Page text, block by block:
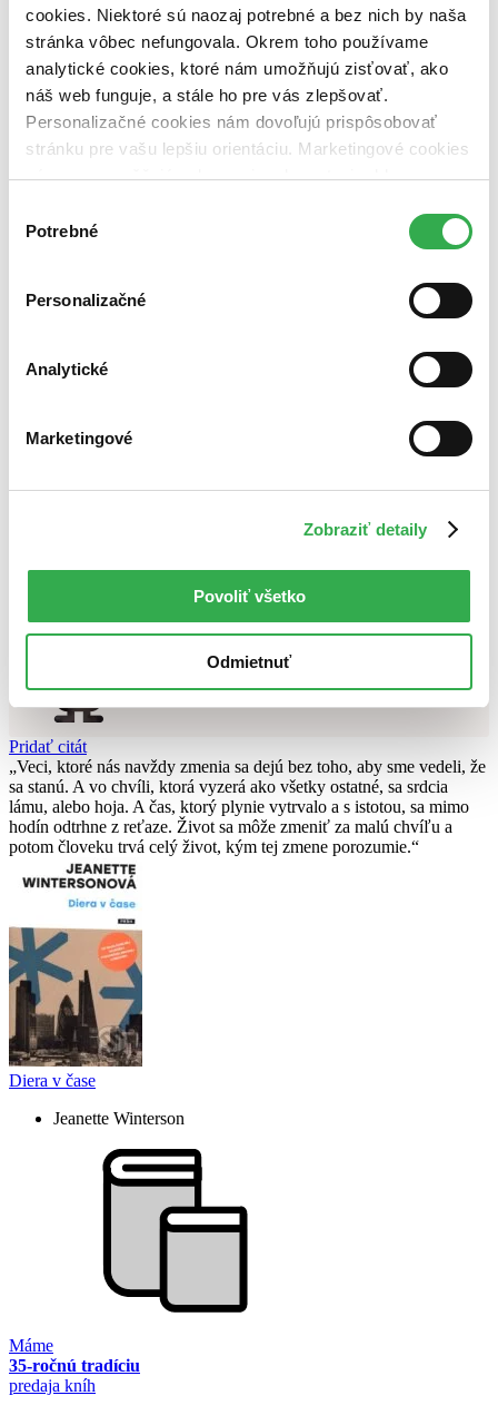
cookies. Niektoré sú naozaj potrebné a bez nich by naša
stránka vôbec nefungovala. Okrem toho používame
analytické cookies, ktoré nám umožňujú zisťovať, ako
náš web funguje, a stále ho pre vás zlepšovať.
Personalizačné cookies nám dovoľujú prispôsobovať
stránku pre vašu lepšiu orientáciu. Marketingové cookies
nám zas umožňujú zobrazenie relevantnej reklamy.
nám pomohlo, keby sme mohli používať všetky tieto
súhlasu
Potrebné
Personalizačné
Analytické
Marketingové
Zobraziť detaily
Povoliť všetko
Odmietnuť
nová (0 titulov)nová
čítaná (0 titulov)
čítaná
čítaná - výborný stav (0 titulov)
čítaná - výborný stav
čítaná - mierne opotrebovaná (0 titulov)čítaná - mierne
opotrebovaná
čítané verzie vypredaných kníh (0 titulov)čítané verzie
vypredaných kníh
Zúžiť výber
Zoradiť
Novinky
Najvyššia zľava
Použité filtre
Skúste prosím zmeniť vyhľadávaný výraz.
Náš pomocník Sherlock vám ju s radosťou vypátra!
Knihomoľský pomocník
Pridať citát
Veci, ktoré nás navždy zmenia sa dejú bez toho, aby sme vedeli, že
sa stanú. A vo chvíli, ktorá vyzerá ako všetky ostatné, sa srdcia
lámu, alebo hoja. A čas, ktorý plynie vytrvalo a s istotou, sa mimo
hodín odtrhne z reťaze. Život sa môže zmeniť za malú chvíľu a
potom človeku trvá celý život, kým tej zmene porozumie.
Diera v čase
Jeanette Winterson
Máme
35-ročnú tradíciu
predaja kníh